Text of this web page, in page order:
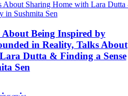
Being Inspired by
in Reality, Talks About
Dutta & Finding a Sense
Sen